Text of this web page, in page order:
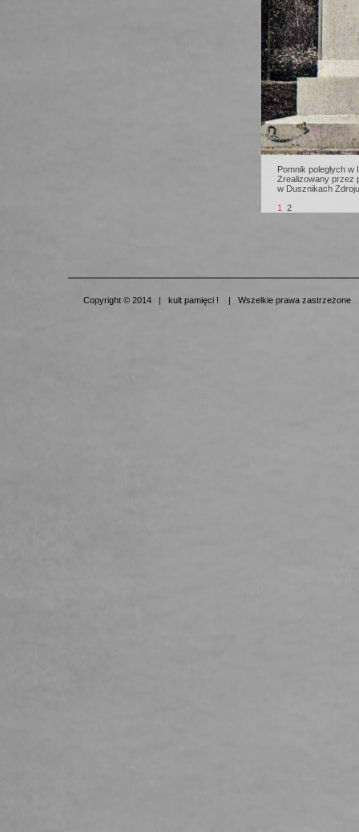
Pomnik poległych
Zrealizowany przez
w Dusznikach Zdroju
1
2
Copyright © 2014 | kult pamięci ! | Wszelkie prawa